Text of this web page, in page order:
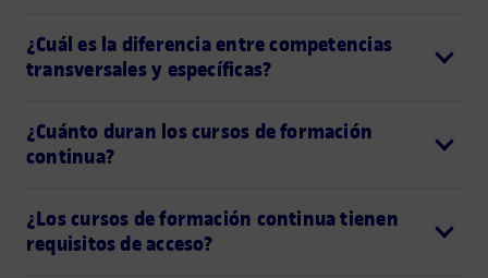
¿Cuál es la diferencia entre competencias
transversales y específicas?
¿Cuánto duran los cursos de formación
continua?
¿Los cursos de formación continua tienen
requisitos de acceso?